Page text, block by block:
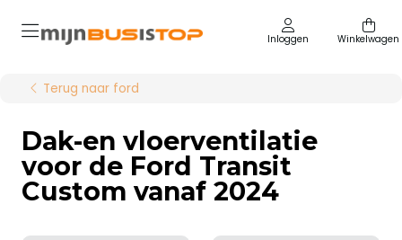
Inloggen Winkelwagen
Terug naar ford
Dak-en vloerventilatie
voor de Ford Transit
Custom vanaf 2024